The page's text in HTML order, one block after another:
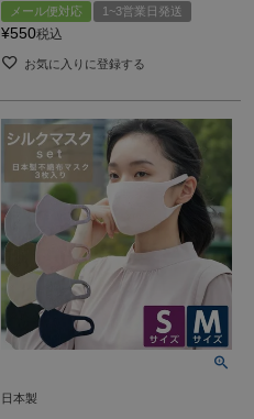
メール便対応 1~3営業日発送
¥550税込
お気に入りに登録する
日本製